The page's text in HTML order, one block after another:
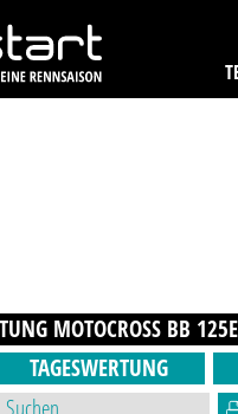
MOTOCROSS BB
TAGESWERTUNG